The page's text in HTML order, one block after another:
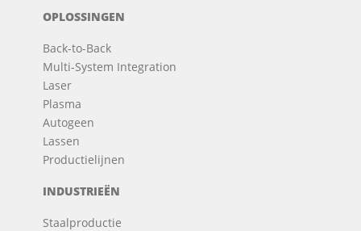
OPLOSSINGEN
Back-to-Back
Multi-System Integration
Laser
Plasma
Autogeen
Lassen
Productielijnen
INDUSTRIEËN
Staalproductie